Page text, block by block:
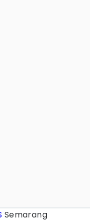
Semarang